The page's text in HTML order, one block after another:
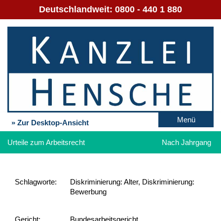
Deutschlandweit: 0800 - 440 1 880
» Zur Desktop-Ansicht Menü
Urteile zum Arbeitsrecht Nach Jahrgang
Schlag­worte:
Diskriminierung: Alter, Diskriminierung:
Bewerbung